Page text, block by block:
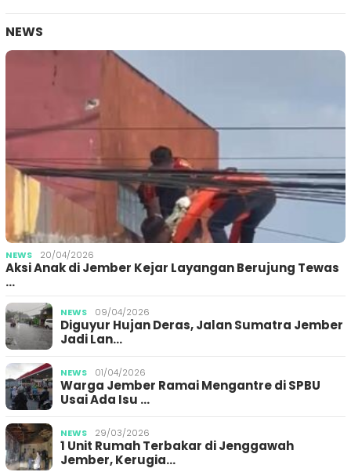
NEWS
NEWS 20/04/2026
Aksi Anak di Jember Kejar Layangan Berujung Tewas
…
NEWS 09/04/2026
Diguyur Hujan Deras, Jalan Sumatra Jember
Jadi Lan…
NEWS 01/04/2026
Warga Jember Ramai Mengantre di SPBU
Usai Ada Isu …
NEWS 29/03/2026
1 Unit Rumah Terbakar di Jenggawah
Jember, Kerugia…